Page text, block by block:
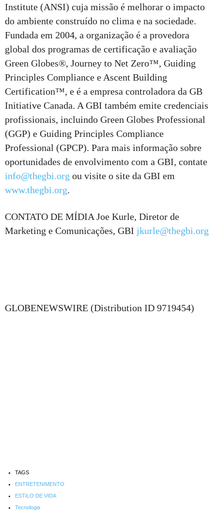
Institute (ANSI) cuja missão é melhorar o impacto
do ambiente construído no clima e na sociedade.
Fundada em 2004, a organização é a provedora
global dos programas de certificação e avaliação
Green Globes®, Journey to Net Zero™, Guiding
Principles Compliance e Ascent Building
Certification™, e é a empresa controladora da GB
Initiative Canada. A GBI também emite credenciais
profissionais, incluindo Green Globes Professional
(GGP) e Guiding Principles Compliance
Professional (GPCP). Para mais informação sobre
oportunidades de envolvimento com a GBI, contate
info@thegbi.org ou visite o site da GBI em
www.thegbi.org.
CONTATO DE MÍDIA Joe Kurle, Diretor de
Marketing e Comunicações, GBI jkurle@thegbi.org
GLOBENEWSWIRE (Distribution ID 9719454)
TAGS
ENTRETENIMENTO
ESTILO DE VIDA
Tecnologia